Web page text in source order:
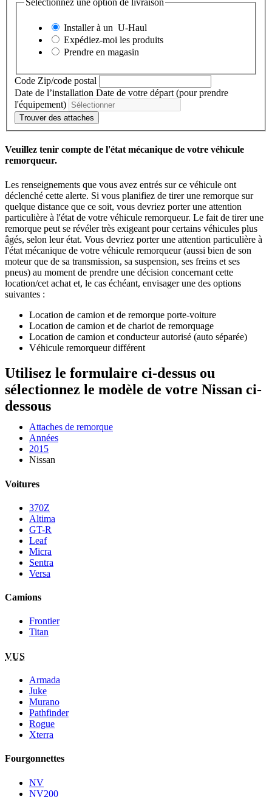
Sélectionnez une option de livraison
Installer à un U-Haul
Expédiez-moi les produits
Prendre en magasin
Code Zip/code postal
Date de l’installation Date de votre départ (pour prendre
l'équipement)
Trouver des attaches
Veuillez tenir compte de l'état mécanique de votre véhicule
remorqueur.
Les renseignements que vous avez entrés sur ce véhicule ont
déclenché cette alerte. Si vous planifiez de tirer une remorque sur
quelque distance que ce soit, vous devriez porter une attention
particulière à l'état de votre véhicule remorqueur. Le fait de tirer une
remorque peut se révéler très exigeant pour certains véhicules plus
âgés, selon leur état. Vous devriez porter une attention particulière à
l'état mécanique de votre véhicule remorqueur (aussi bien de son
moteur que de sa transmission, sa suspension, ses freins et ses
pneus) au moment de prendre une décision concernant cette
location/cet achat et, le cas échéant, envisager une des options
suivantes :
Location de camion et de remorque porte-voiture
Location de camion et de chariot de remorquage
Location de camion et conducteur autorisé (auto séparée)
Véhicule remorqueur différent
Utilisez le formulaire ci-dessus ou
sélectionnez le modèle de votre Nissan ci-
dessous
Attaches de remorque
Années
2015
Nissan
Voitures
370Z
Altima
GT-R
Leaf
Micra
Sentra
Versa
Camions
Frontier
Titan
VUS
Armada
Juke
Murano
Pathfinder
Rogue
Xterra
Fourgonnettes
NV
NV200